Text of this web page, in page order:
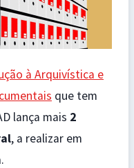
à Arquivística e
que tem
lança mais 2
, a realizar em